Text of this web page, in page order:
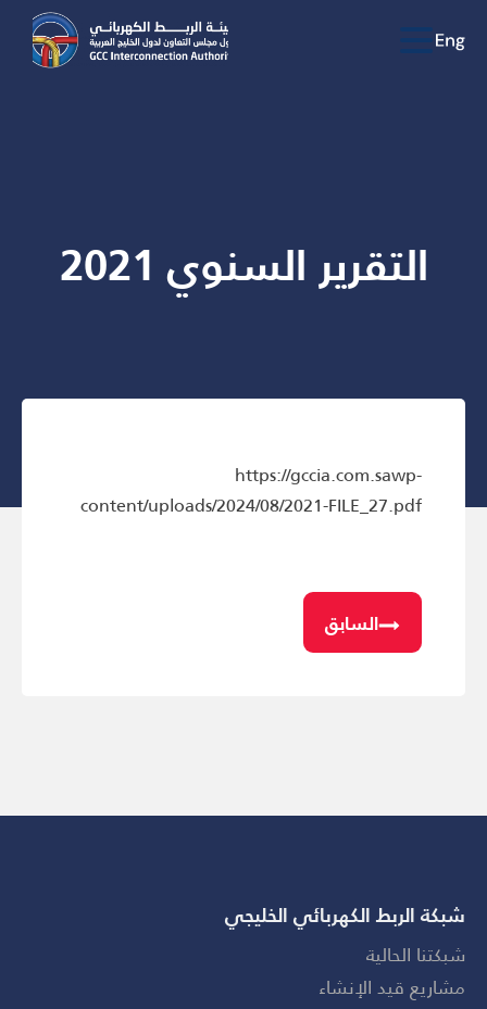
التقرير السنوي 2021
https://gccia.com.sawp-
content/uploads/2024/08/2021-FILE_27.pdf
السابق
شبكة الربط الكهربائي الخليجي
شبكتنا الحالية
مشاريع قيد الإنشاء